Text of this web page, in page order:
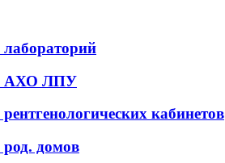
АХО ЛПУ
кабинетов
домов